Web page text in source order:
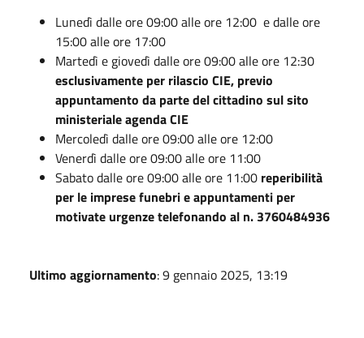
Lunedì dalle ore 09:00 alle ore 12:00 e dalle ore
15:00 alle ore 17:00
Martedì e giovedì dalle ore 09:00 alle ore 12:30
esclusivamente per rilascio CIE, previo
appuntamento da parte del cittadino sul sito
ministeriale agenda CIE
Mercoledì dalle ore 09:00 alle ore 12:00
Venerdì dalle ore 09:00 alle ore 11:00
Sabato dalle ore 09:00 alle ore 11:00 reperibilità
per le imprese funebri e appuntamenti per
motivate urgenze telefonando al n. 3760484936
Ultimo aggiornamento: 9 gennaio 2025, 13:19